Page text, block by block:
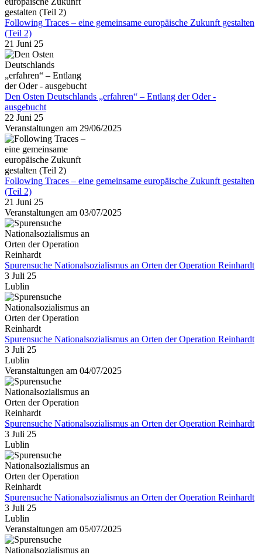
Following Traces – eine gemeinsame europäische Zukunft gestalten
(Teil 2)
21 Juni 25
Den Osten Deutschlands „erfahren“ – Entlang der Oder -
ausgebucht
22 Juni 25
Veranstaltungen am 29/06/2025
Following Traces – eine gemeinsame europäische Zukunft gestalten
(Teil 2)
21 Juni 25
Veranstaltungen am 03/07/2025
Spurensuche Nationalsozialismus an Orten der Operation Reinhardt
3 Juli 25
Lublin
Spurensuche Nationalsozialismus an Orten der Operation Reinhardt
3 Juli 25
Lublin
Veranstaltungen am 04/07/2025
Spurensuche Nationalsozialismus an Orten der Operation Reinhardt
3 Juli 25
Lublin
Spurensuche Nationalsozialismus an Orten der Operation Reinhardt
3 Juli 25
Lublin
Veranstaltungen am 05/07/2025